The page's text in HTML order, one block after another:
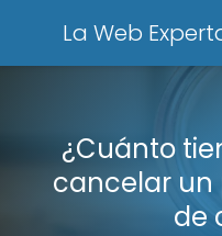
La Web
¿Cuánto
cancelar un
de